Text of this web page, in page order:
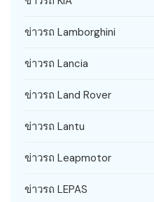
ข่าวรถ Lamborghini
ข่าวรถ Lancia
ข่าวรถ Land Rover
ข่าวรถ Lantu
ข่าวรถ Leapmotor
ข่าวรถ LEPAS